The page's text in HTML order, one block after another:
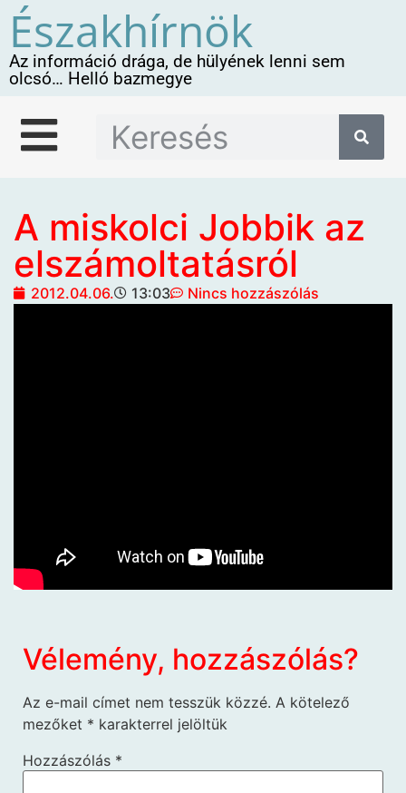
Északhírnök
Az információ drága, de hülyének lenni sem
olcsó… Helló bazmegye
A miskolci Jobbik az
elszámoltatásról
2012.04.06. 13:03 Nincs hozzászólás
Vélemény, hozzászólás?
Az e-mail címet nem tesszük közzé. A kötelező
mezőket * karakterrel jelöltük
Hozzászólás *